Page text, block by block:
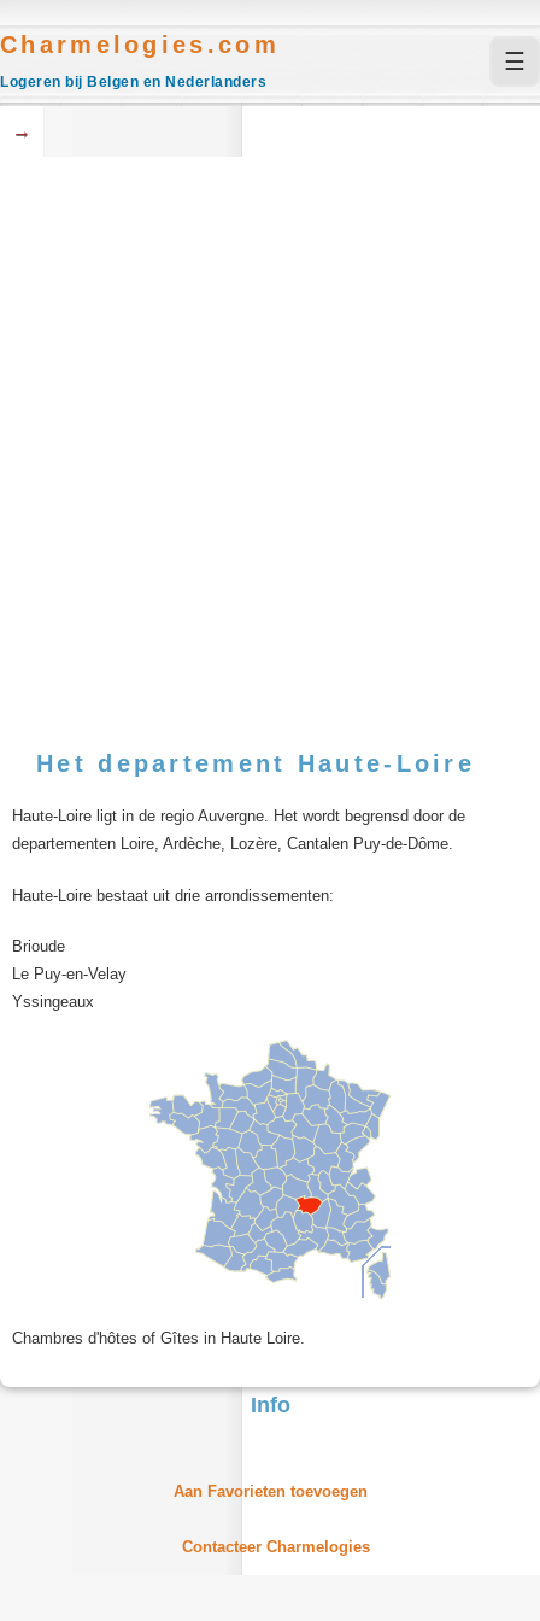
Charmelogies.com
Logeren bij Belgen en Nederlanders
☰
→
Het departement Haute-Loire
Haute-Loire ligt in de regio Auvergne. Het wordt begrensd door de
departementen Loire, Ardèche, Lozère, Cantalen Puy-de-Dôme.
Haute-Loire bestaat uit drie arrondissementen:
Brioude
Le Puy-en-Velay
Yssingeaux
Chambres d'hôtes of Gîtes in Haute Loire.
Info
Aan Favorieten toevoegen
Contacteer Charmelogies